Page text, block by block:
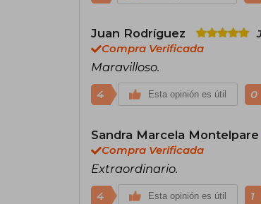
Juan Rodríguez
Compra Verificada
Maravilloso.
4 Esta opinión es útil 0
Sandra Marcela Montelpare
Compra Verificada
Extraordinario.
4 Esta opinión es útil 1